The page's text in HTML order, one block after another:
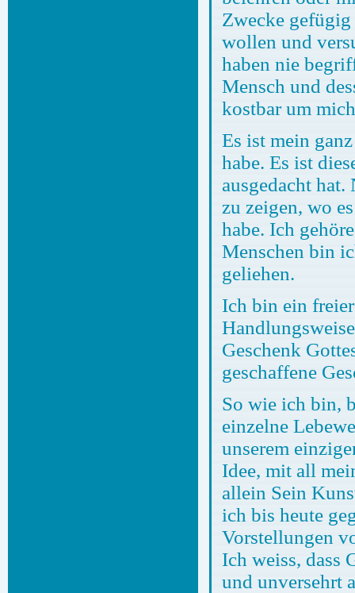
Zwecke gefügig
wollen und
haben nie
Mensch und
kostbar um
Es ist mein
habe. Es ist
ausgedacht
zu zeigen, wo
habe. Ich
Menschen bin
geliehen.
Ich bin ein
Geschenk
geschaffene
So wie ich bin,
einzelne
unserem
Idee, mit all
allein Sein
ich bis heute
Vorstellungen
Ich weiss, dass
und unversehrt